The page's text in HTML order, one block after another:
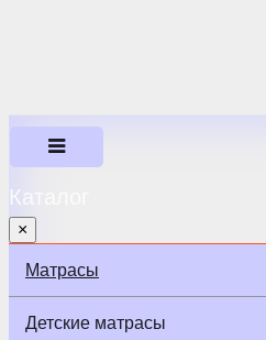
Каталог
×
Матрасы
Детские матрасы